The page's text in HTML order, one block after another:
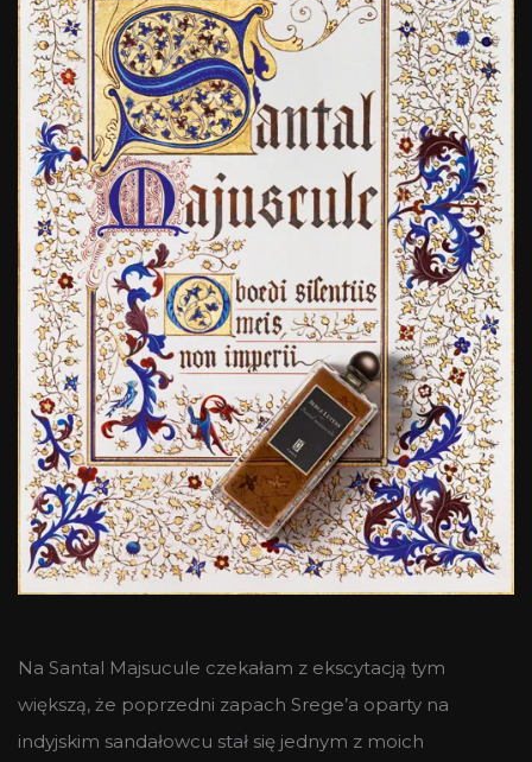
Na Santal Majsucule czekałam z ekscytacją tym
większą, że poprzedni zapach Srege’a oparty na
indyjskim sandałowcu stał się jednym z moich